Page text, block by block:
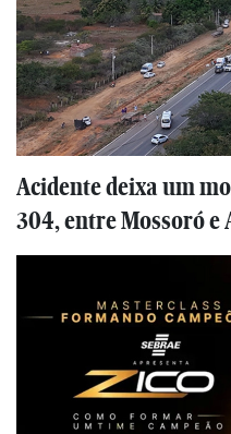
Acidente deixa um
304, entre Mossoró e